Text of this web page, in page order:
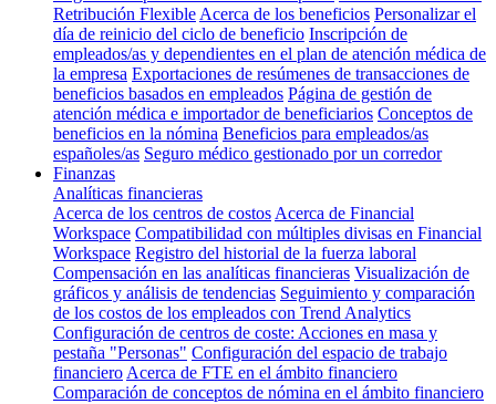
Retribución Flexible Acerca de los beneficios Personalizar el
día de reinicio del ciclo de beneficio Inscripción de
empleados/as y dependientes en el plan de atención médica de
la empresa Exportaciones de resúmenes de transacciones de
beneficios basados en empleados Página de gestión de
atención médica e importador de beneficiarios Conceptos de
beneficios en la nómina Beneficios para empleados/as
españoles/as Seguro médico gestionado por un corredor
Finanzas
Analíticas financieras
Acerca de los centros de costos Acerca de Financial
Workspace Compatibilidad con múltiples divisas en Financial
Workspace Registro del historial de la fuerza laboral
Compensación en las analíticas financieras Visualización de
gráficos y análisis de tendencias Seguimiento y comparación
de los costos de los empleados con Trend Analytics
Configuración de centros de coste: Acciones en masa y
pestaña "Personas" Configuración del espacio de trabajo
financiero Acerca de FTE en el ámbito financiero
Comparación de conceptos de nómina en el ámbito financiero